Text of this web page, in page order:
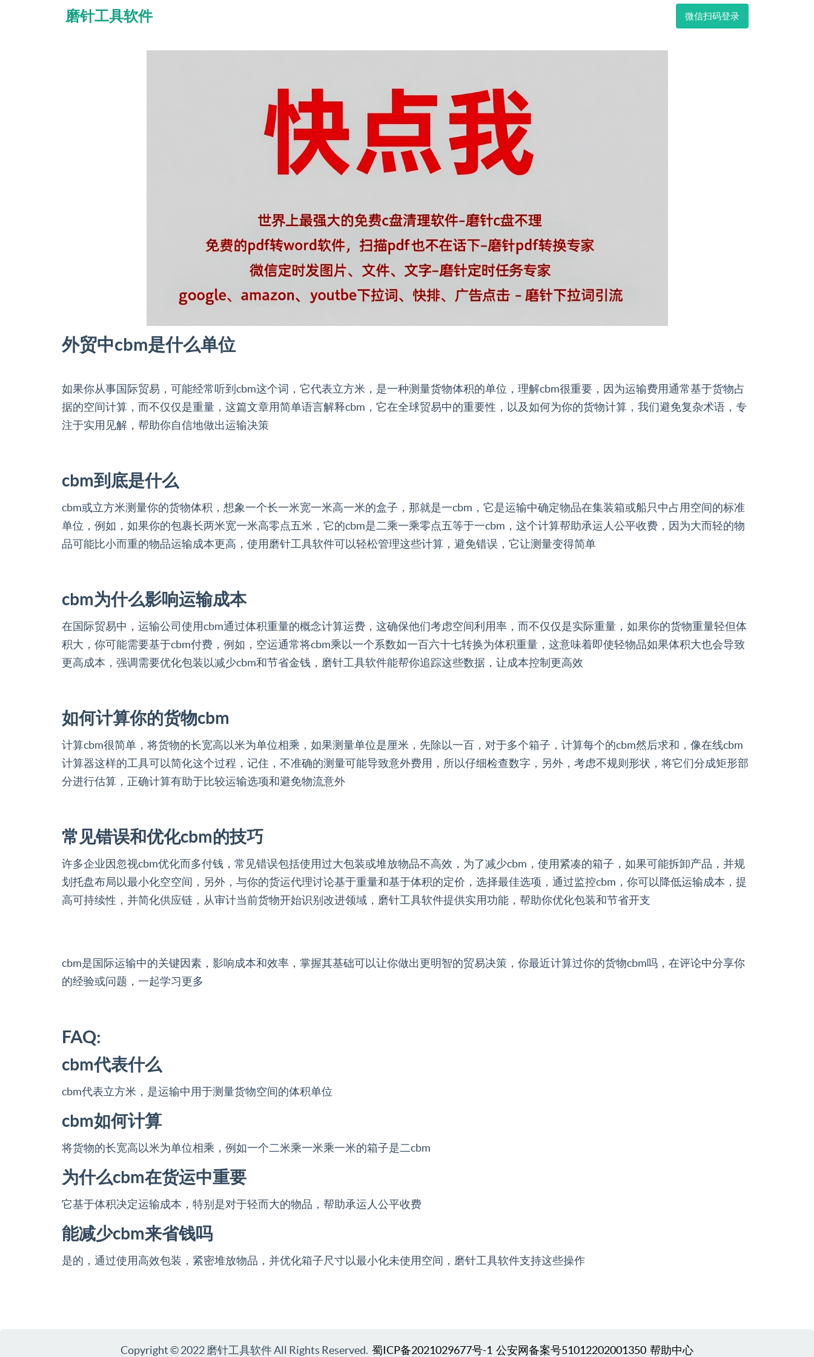
磨针工具软件 微信扫码登录
外贸中cbm是什么单位
如果你从事国际贸易，可能经常听到cbm这个词，它代表立方米，是一种测量货物体积的单位，理解cbm很重要，因为运输费用通常基于货物占
据的空间计算，而不仅仅是重量，这篇文章用简单语言解释cbm，它在全球贸易中的重要性，以及如何为你的货物计算，我们避免复杂术语，专
注于实用见解，帮助你自信地做出运输决策
cbm到底是什么
cbm或立方米测量你的货物体积，想象一个长一米宽一米高一米的盒子，那就是一cbm，它是运输中确定物品在集装箱或船只中占用空间的标准
单位，例如，如果你的包裹长两米宽一米高零点五米，它的cbm是二乘一乘零点五等于一cbm，这个计算帮助承运人公平收费，因为大而轻的物
品可能比小而重的物品运输成本更高，使用磨针工具软件可以轻松管理这些计算，避免错误，它让测量变得简单
cbm为什么影响运输成本
在国际贸易中，运输公司使用cbm通过体积重量的概念计算运费，这确保他们考虑空间利用率，而不仅仅是实际重量，如果你的货物重量轻但体
积大，你可能需要基于cbm付费，例如，空运通常将cbm乘以一个系数如一百六十七转换为体积重量，这意味着即使轻物品如果体积大也会导致
更高成本，强调需要优化包装以减少cbm和节省金钱，磨针工具软件能帮你追踪这些数据，让成本控制更高效
如何计算你的货物cbm
计算cbm很简单，将货物的长宽高以米为单位相乘，如果测量单位是厘米，先除以一百，对于多个箱子，计算每个的cbm然后求和，像在线cbm
计算器这样的工具可以简化这个过程，记住，不准确的测量可能导致意外费用，所以仔细检查数字，另外，考虑不规则形状，将它们分成矩形部
分进行估算，正确计算有助于比较运输选项和避免物流意外
常见错误和优化cbm的技巧
许多企业因忽视cbm优化而多付钱，常见错误包括使用过大包装或堆放物品不高效，为了减少cbm，使用紧凑的箱子，如果可能拆卸产品，并规
划托盘布局以最小化空空间，另外，与你的货运代理讨论基于重量和基于体积的定价，选择最佳选项，通过监控cbm，你可以降低运输成本，提
高可持续性，并简化供应链，从审计当前货物开始识别改进领域，磨针工具软件提供实用功能，帮助你优化包装和节省开支
cbm是国际运输中的关键因素，影响成本和效率，掌握其基础可以让你做出更明智的贸易决策，你最近计算过你的货物cbm吗，在评论中分享你
的经验或问题，一起学习更多
FAQ:
cbm代表什么
cbm代表立方米，是运输中用于测量货物空间的体积单位
cbm如何计算
将货物的长宽高以米为单位相乘，例如一个二米乘一米乘一米的箱子是二cbm
为什么cbm在货运中重要
它基于体积决定运输成本，特别是对于轻而大的物品，帮助承运人公平收费
能减少cbm来省钱吗
是的，通过使用高效包装，紧密堆放物品，并优化箱子尺寸以最小化未使用空间，磨针工具软件支持这些操作
Copyright © 2022 磨针工具软件 All Rights Reserved. 蜀ICP备2021029677号-1 公安网备案号51012202001350 帮助中心